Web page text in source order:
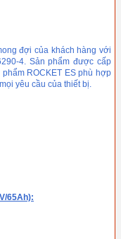
đợi của khách hàng với
4. Sản phẩm được cấp
ROCKET ES phù hợp
yêu cầu của thiết bị.
65Ah):